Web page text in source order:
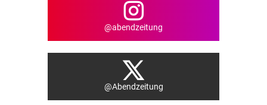
@abendzeitung
@Abendzeitung